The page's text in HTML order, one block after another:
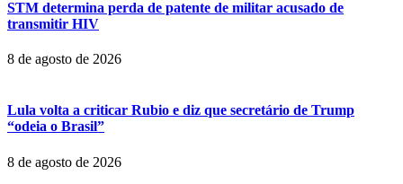
STM determina perda de patente de militar acusado de
transmitir HIV
8 de agosto de 2026
Lula volta a criticar Rubio e diz que secretário de Trump
“odeia o Brasil”
8 de agosto de 2026